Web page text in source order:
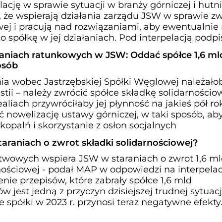
w sprawie sytuacji w branży górniczej i
wspierają działania zarządu JSW w sprawie
i pracują nad rozwiązaniami, aby ewentualnie
spółkę w jej działaniach. Pod interpelacją
ratunkowych w JSW: Oddać spółce 1,6
wobec Jastrzębskiej Spółki Węglowej
– należy zwrócić spółce składkę
przywróciłaby jej płynność na jakieś pół
nowelizację ustawy górniczej, w taki sposób,
i skorzystanie z osłon socjalnych
o zwrot składki solidarnościowej?
wspiera JSW w staraniach o zwrot 1,6
- podał MAP w odpowiedzi na
przepisów, które zabrały spółce 1,6 mld
jest jedną z przyczyn dzisiejszej trudnej
w 2023 r. przynosi teraz negatywne efekty.